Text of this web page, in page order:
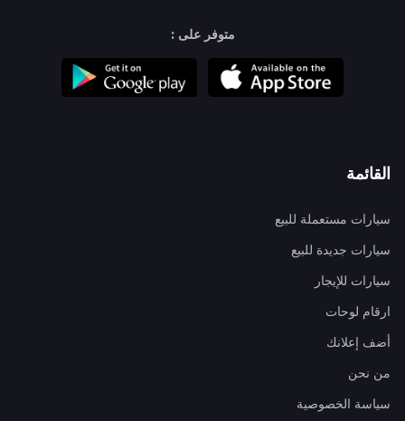
متوفر على :
القائمة
سيارات مستعملة للبيع
سيارات جديدة للبيع
سيارات للإيجار
ارقام لوحات
أضف إعلانك
من نحن
سياسة الخصوصية